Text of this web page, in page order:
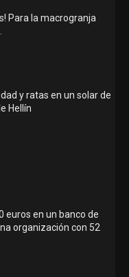
Para la macrogranja
y ratas en un solar de
Hellín
euros en un banco de
organización con 52